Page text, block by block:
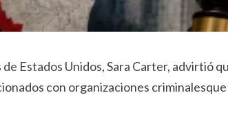
Estados Unidos, Sara Carter, advirtió
con organizaciones